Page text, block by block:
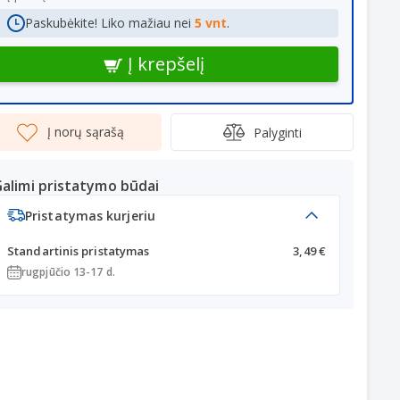
Paskubėkite! Liko mažiau nei 5 vnt.
Į krepšelį
Į norų sąrašą Palyginti
pristatymo būdai
Pristatymas kurjeriu
Standartinis pristatymas 3,49 €
rugpjūčio 13-17 d.